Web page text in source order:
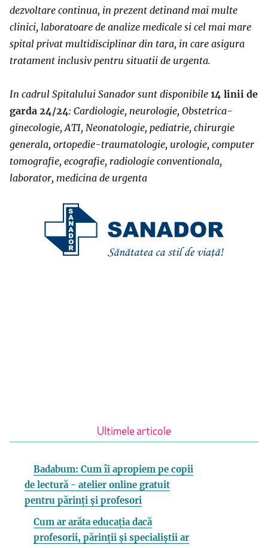
dezvoltare continua, in prezent detinand mai multe
clinici, laboratoare de analize medicale si cel mai mare
spital privat multidisciplinar din tara, in care asigura
tratament inclusiv pentru situatii de urgenta.
In cadrul Spitalului Sanador sunt disponibile 14 linii de
garda 24/24: Cardiologie, neurologie, Obstetrica-
ginecologie, ATI, Neonatologie, pediatrie, chirurgie
generala, ortopedie-traumatologie, urologie, computer
tomografie, ecografie, radiologie conventionala,
laborator, medicina de urgenta
Ultimele articole
Badabum: Cum îi apropiem pe copii
de lectură - atelier online gratuit
pentru părinți și profesori
Cum ar arăta educația dacă
profesorii, părinții și specialiștii ar